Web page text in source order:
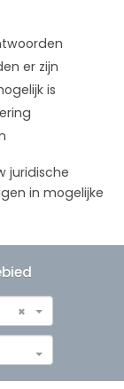
er zijn
is
juridische
in mogelijke
×